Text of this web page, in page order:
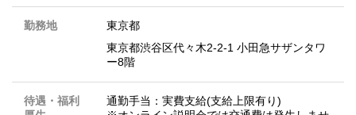
勤務地
東京都
東京都渋谷区代々木2-2-1 小田急サザンタワ
ー8階
待遇・福利
通勤手当：実費支給(支給上限有り)